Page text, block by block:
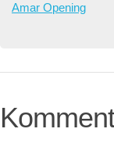
Amar Opening